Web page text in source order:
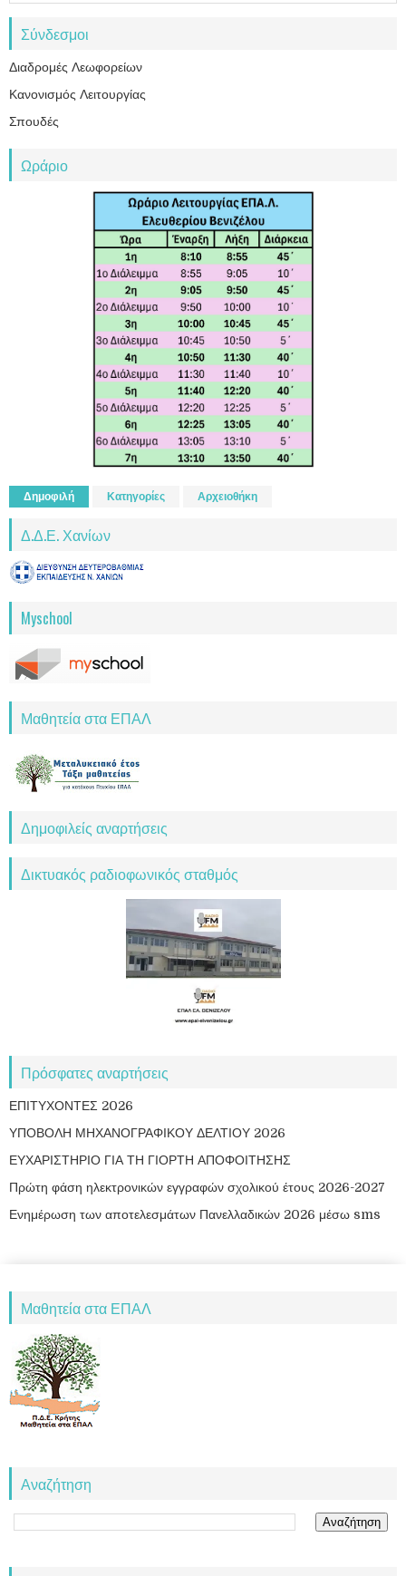
Σύνδεσμοι
Διαδρομές Λεωφορείων
Κανονισμός Λειτουργίας
Σπουδές
Ωράριο
Δημοφιλή Κατηγορίες Αρχειοθήκη
Δ.Δ.Ε. Χανίων
Myschool
Μαθητεία στα ΕΠΑΛ
Δημοφιλείς αναρτήσεις
Δικτυακός ραδιοφωνικός σταθμός
Πρόσφατες αναρτήσεις
ΕΠΙΤΥΧΟΝΤΕΣ 2026
ΥΠΟΒΟΛΗ ΜΗΧΑΝΟΓΡΑΦΙΚΟΥ ΔΕΛΤΙΟΥ 2026
ΕΥΧΑΡΙΣΤΗΡΙΟ ΓΙΑ ΤΗ ΓΙΟΡΤΗ ΑΠΟΦΟΙΤΗΣΗΣ
Πρώτη φάση ηλεκτρονικών εγγραφών σχολικού έτους 2026-2027
Ενημέρωση των αποτελεσμάτων Πανελλαδικών 2026 μέσω sms
Μαθητεία στα ΕΠΑΛ
Αναζήτηση